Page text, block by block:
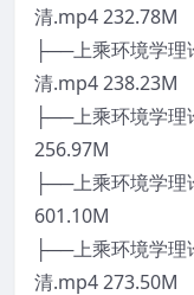
清.mp4 232.78M
├──上乘环境学理
清.mp4 238.23M
├──上乘环境学
256.97M
├──上乘环境学
601.10M
├──上乘环境学理
清.mp4 273.50M